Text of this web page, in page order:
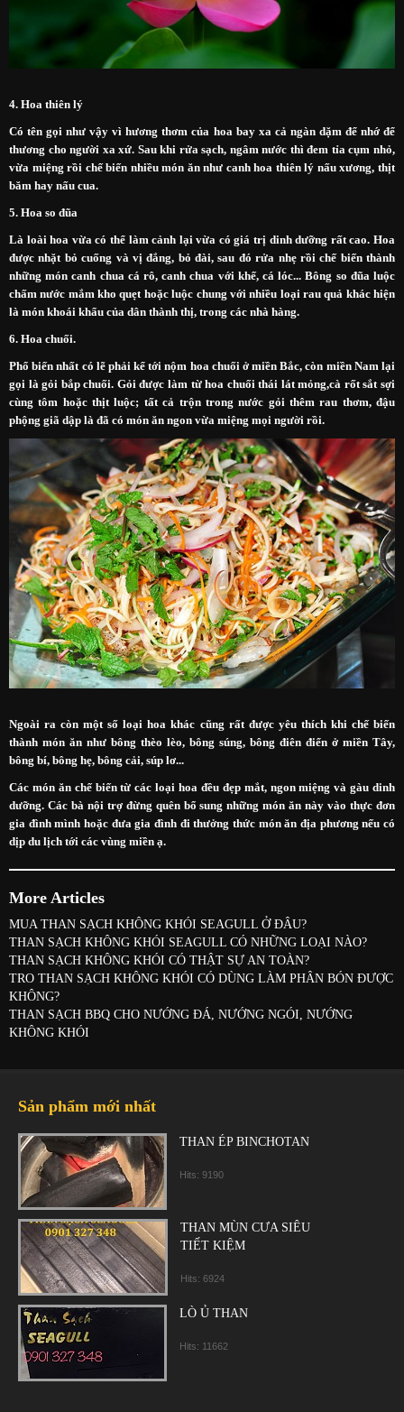
4. Hoa thiên lý
Có tên gọi như vậy vì hương thơm của hoa bay xa cả ngàn dặm để nhớ để
thương cho người xa xứ. Sau khi rửa sạch, ngâm nước thì đem tỉa cụm nhỏ,
vừa miệng rồi chế biến nhiều món ăn như canh hoa thiên lý nấu xương, thịt
băm hay nấu cua.
5. Hoa so đũa
Là loài hoa vừa có thể làm cảnh lại vừa có giá trị dinh dưỡng rất cao. Hoa
được nhặt bỏ cuống và vị đắng, bỏ đài, sau đó rửa nhẹ rồi chế biến thành
những món canh chua cá rô, canh chua với khế, cá lóc... Bông so đũa luộc
chấm nước mắm kho quẹt hoặc luộc chung với nhiều loại rau quả khác hiện
là món khoái khẩu của dân thành thị, trong các nhà hàng.
6. Hoa chuối.
Phổ biến nhất có lẽ phải kể tới nộm hoa chuối ở miền Bắc, còn miền Nam lại
gọi là gỏi bắp chuối. Gỏi được làm từ hoa chuối thái lát mỏng,cà rốt sắt sợi
cùng tôm hoặc thịt luộc; tất cả trộn trong nước gỏi thêm rau thơm, đậu
phộng giã dập là đã có món ăn ngon vừa miệng mọi người rồi.
Ngoài ra còn một số loại hoa khác cũng rất được yêu thích khi chế biến
thành món ăn như bông thèo lèo, bông súng, bông điên điển ở miền Tây,
bông bí, bông hẹ, bông cải, súp lơ...
Các món ăn chế biến từ các loại hoa đều đẹp mắt, ngon miệng và gàu dinh
dưỡng. Các bà nội trợ đừng quên bổ sung những món ăn này vào thực đơn
gia đình mình hoặc đưa gia đình đi thưởng thức món ăn địa phương nếu có
dịp du lịch tới các vùng miền ạ.
More Articles
MUA THAN SẠCH KHÔNG KHÓI SEAGULL Ở ĐÂU?
THAN SẠCH KHÔNG KHÓI SEAGULL CÓ NHỮNG LOẠI NÀO?
THAN SẠCH KHÔNG KHÓI CÓ THẬT SỰ AN TOÀN?
TRO THAN SẠCH KHÔNG KHÓI CÓ DÙNG LÀM PHÂN BÓN ĐƯỢC
KHÔNG?
THAN SẠCH BBQ CHO NƯỚNG ĐÁ, NƯỚNG NGÓI, NƯỚNG
KHÔNG KHÓI
Sản phẩm mới nhất
THAN ÉP BINCHOTAN
Hits: 9190
THAN MÙN CƯA SIÊU
TIẾT KIỆM
Hits: 6924
LÒ Ủ THAN
Hits: 11662